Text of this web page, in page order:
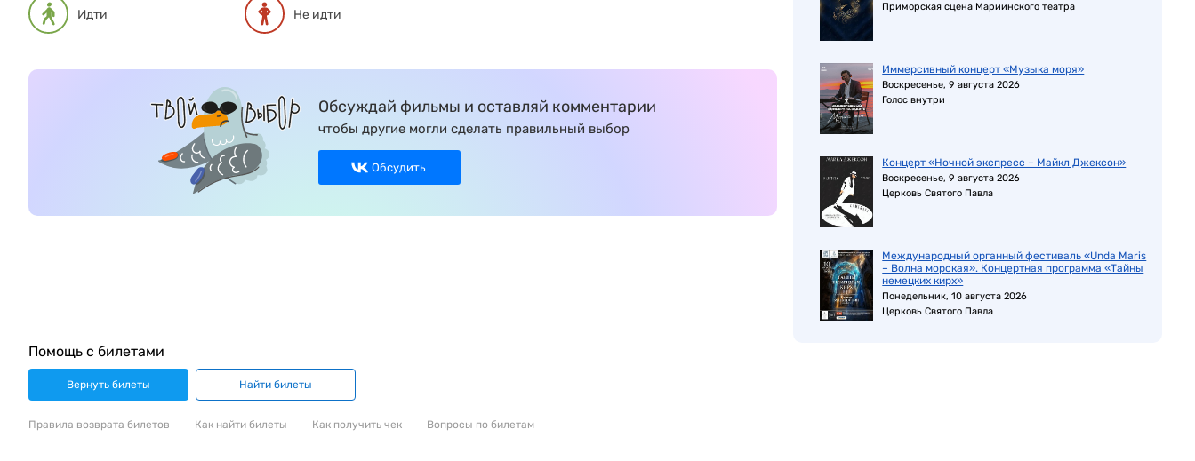
Идти Не идти
Обсуждай фильмы и оставляй комментарии
чтобы другие могли сделать правильный выбор
Обсудить
Приморская сцена Мариинского театра
Иммерсивный концерт «Музыка моря»
Воскресенье, 9 августа 2026
Голос внутри
Концерт «Ночной экспресс – Майкл Джексон»
Воскресенье, 9 августа 2026
Церковь Святого Павла
Международный органный фестиваль «Unda Maris
– Волна морская». Концертная программа «Тайны
немецких кирх»
Понедельник, 10 августа 2026
Церковь Святого Павла
Помощь с билетами
Вернуть билеты Найти билеты
Правила возврата билетов Как найти билеты Как получить чек Вопросы по билетам